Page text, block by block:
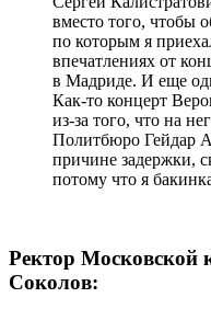
вместо того, чтобы
по которым я
впечатлениях от
в Мадриде. И еще
Как-то концерт
из-за того, что на
Политбюро Гейдар
причине задержки,
потому что я
Ректор Московской
Соколов: